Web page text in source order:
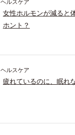
ヘルスケア
女性ホルモンが減ると
ホント？
ヘルスケア
疲れているのに、眠れ